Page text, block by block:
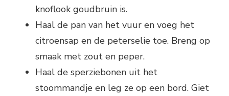
knoflook goudbruin is.
Haal de pan van het vuur en voeg het
citroensap en de peterselie toe. Breng op
smaak met zout en peper.
Haal de sperziebonen uit het
stoommandje en leg ze op een bord. Giet